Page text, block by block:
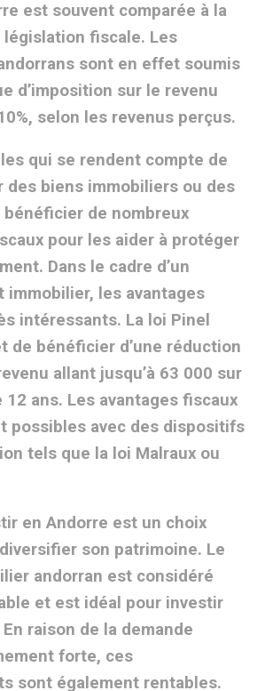
est souvent comparée à la
législation fiscale. Les
sont en effet soumis
d’imposition sur le revenu
selon les revenus perçus.
qui se rendent compte de
des biens immobiliers ou des
de nombreux
pour les aider à protéger
Dans le cadre d’un
immobilier, les avantages
intéressants. La loi Pinel
de bénéficier d’une réduction
allant jusqu’à 63 000 sur
12 ans. Les avantages fiscaux
possibles avec des dispositifs
tels que la loi Malraux ou
en Andorre est un choix
son patrimoine. Le
andorran est considéré
et est idéal pour investir
raison de la demande
forte, ces
sont également rentables.